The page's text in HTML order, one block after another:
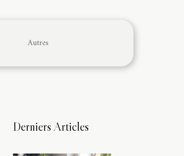
Autres
Derniers Articles